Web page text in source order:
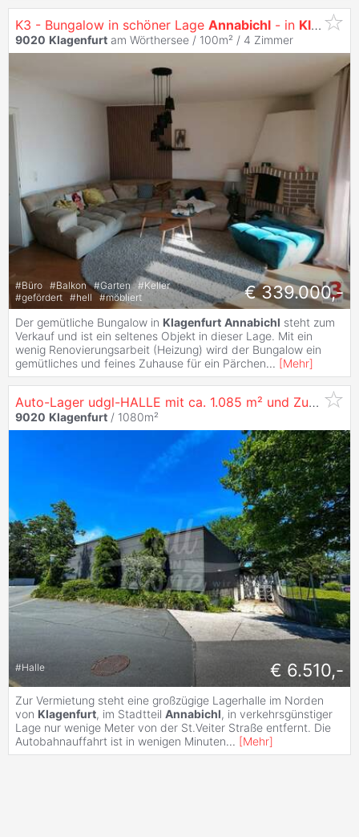
K3 - Bungalow in schöner Lage Annabichl - in Klagenfurt
9020 Klagenfurt am Wörthersee / 100m² / 4 Zimmer
#Büro #Balkon #Garten #Keller
#gefördert #hell #möbliert € 339.000,-
Der gemütliche Bungalow in Klagenfurt Annabichl steht zum
Verkauf und ist ein seltenes Objekt in dieser Lage. Mit ein
wenig Renovierungsarbeit (Heizung) wird der Bungalow ein
gemütliches und feines Zuhause für ein Pärchen... [Mehr]
Auto-Lager udgl-HALLE mit ca. 1.085 m² und Zufahrt für Fahrzeuge in
9020 Klagenfurt / 1080m²
#Halle € 6.510,-
Zur Vermietung steht eine großzügige Lagerhalle im Norden
von Klagenfurt, im Stadtteil Annabichl, in verkehrsgünstiger
Lage nur wenige Meter von der St.Veiter Straße entfernt. Die
Autobahnauffahrt ist in wenigen Minuten... [Mehr]